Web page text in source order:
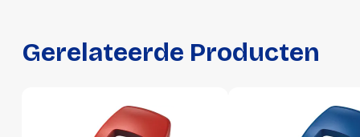
Gewicht
265 g
Verpakking
Gerelateerde Producten